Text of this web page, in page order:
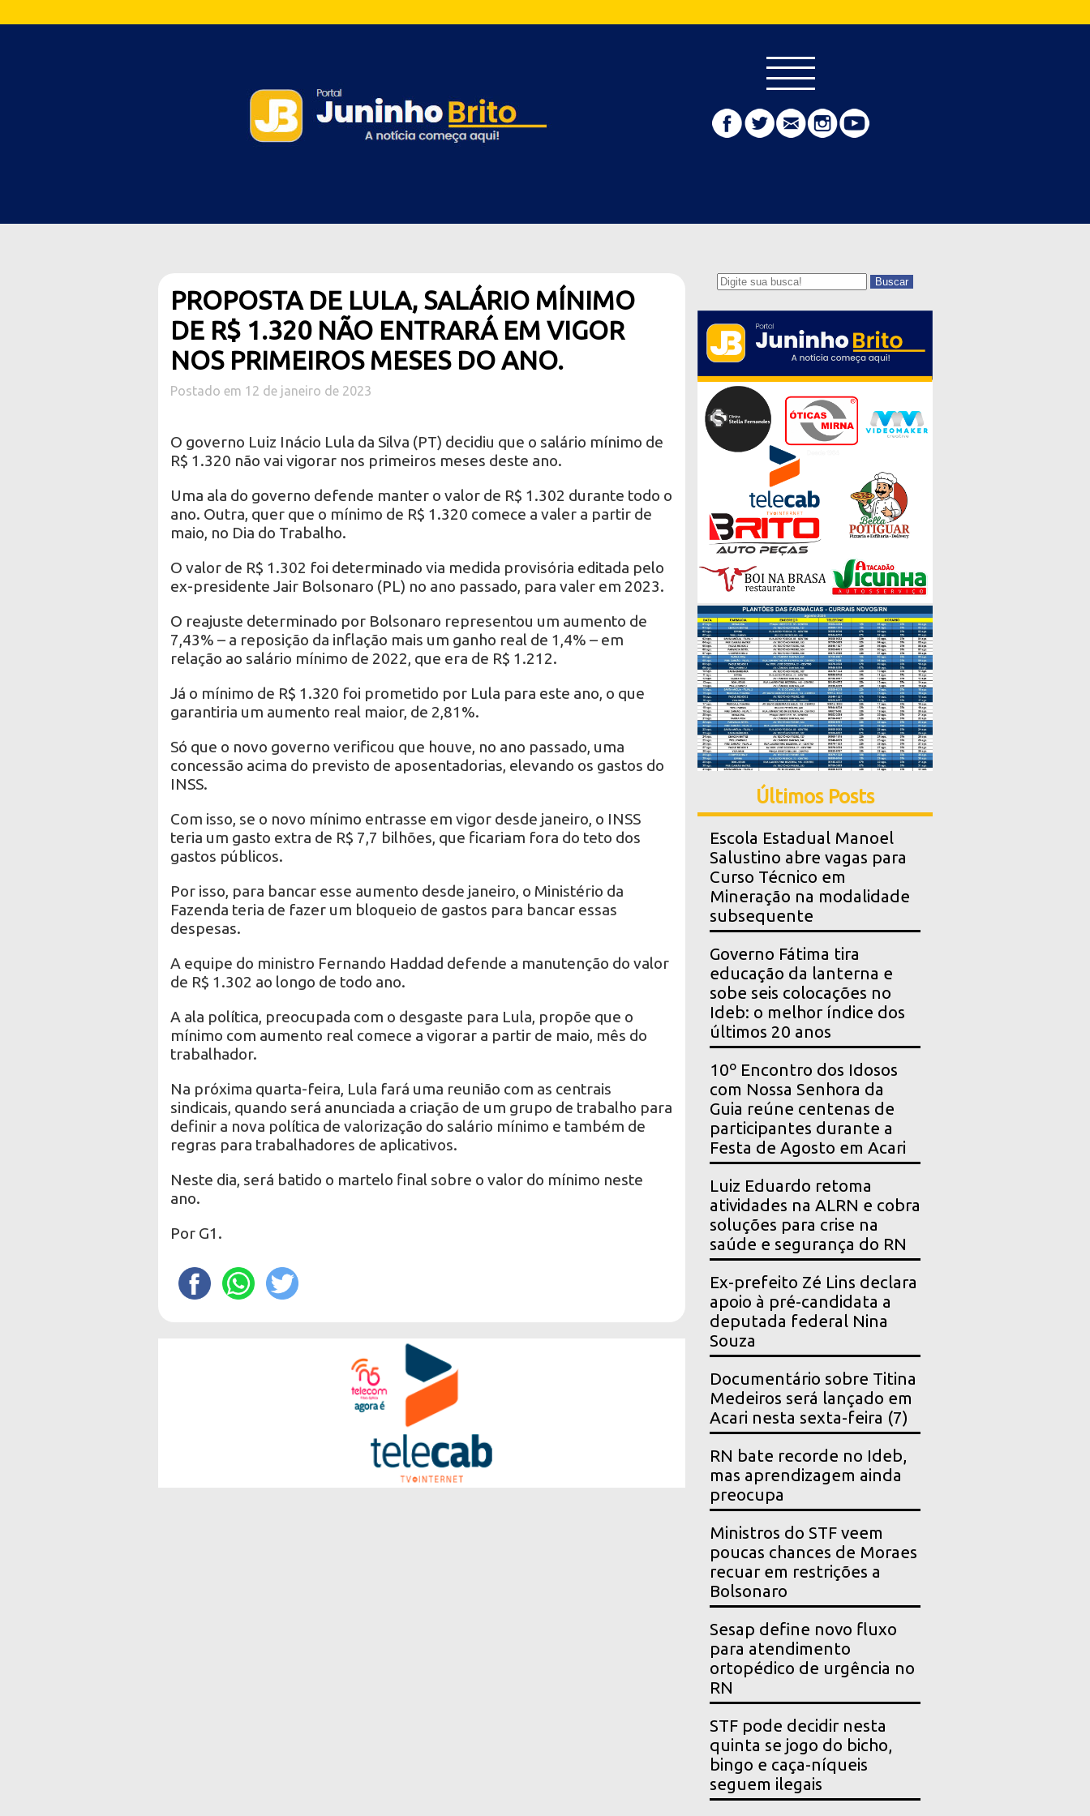
PROPOSTA DE LULA, SALÁRIO MÍNIMO
DE R$ 1.320 NÃO ENTRARÁ EM VIGOR
NOS PRIMEIROS MESES DO ANO.
Postado em 12 de janeiro de 2023
O governo Luiz Inácio Lula da Silva (PT) decidiu que o salário mínimo de
R$ 1.320 não vai vigorar nos primeiros meses deste ano.
Uma ala do governo defende manter o valor de R$ 1.302 durante todo o
ano. Outra, quer que o mínimo de R$ 1.320 comece a valer a partir de
maio, no Dia do Trabalho.
O valor de R$ 1.302 foi determinado via medida provisória editada pelo
ex-presidente Jair Bolsonaro (PL) no ano passado, para valer em 2023.
O reajuste determinado por Bolsonaro representou um aumento de
7,43% – a reposição da inflação mais um ganho real de 1,4% – em
relação ao salário mínimo de 2022, que era de R$ 1.212.
Já o mínimo de R$ 1.320 foi prometido por Lula para este ano, o que
garantiria um aumento real maior, de 2,81%.
Só que o novo governo verificou que houve, no ano passado, uma
concessão acima do previsto de aposentadorias, elevando os gastos do
INSS.
Com isso, se o novo mínimo entrasse em vigor desde janeiro, o INSS
teria um gasto extra de R$ 7,7 bilhões, que ficariam fora do teto dos
gastos públicos.
Por isso, para bancar esse aumento desde janeiro, o Ministério da
Fazenda teria de fazer um bloqueio de gastos para bancar essas
despesas.
A equipe do ministro Fernando Haddad defende a manutenção do valor
de R$ 1.302 ao longo de todo ano.
A ala política, preocupada com o desgaste para Lula, propõe que o
mínimo com aumento real comece a vigorar a partir de maio, mês do
trabalhador.
Na próxima quarta-feira, Lula fará uma reunião com as centrais
sindicais, quando será anunciada a criação de um grupo de trabalho para
definir a nova política de valorização do salário mínimo e também de
regras para trabalhadores de aplicativos.
Neste dia, será batido o martelo final sobre o valor do mínimo neste
ano.
Por G1.
Buscar
Últimos Posts
Escola Estadual Manoel
Salustino abre vagas para
Curso Técnico em
Mineração na modalidade
subsequente
Governo Fátima tira
educação da lanterna e
sobe seis colocações no
Ideb: o melhor índice dos
últimos 20 anos
10º Encontro dos Idosos
com Nossa Senhora da
Guia reúne centenas de
participantes durante a
Festa de Agosto em Acari
Luiz Eduardo retoma
atividades na ALRN e cobra
soluções para crise na
saúde e segurança do RN
Ex-prefeito Zé Lins declara
apoio à pré-candidata a
deputada federal Nina
Souza
Documentário sobre Titina
Medeiros será lançado em
Acari nesta sexta-feira (7)
RN bate recorde no Ideb,
mas aprendizagem ainda
preocupa
Ministros do STF veem
poucas chances de Moraes
recuar em restrições a
Bolsonaro
Sesap define novo fluxo
para atendimento
ortopédico de urgência no
RN
STF pode decidir nesta
quinta se jogo do bicho,
bingo e caça-níqueis
seguem ilegais